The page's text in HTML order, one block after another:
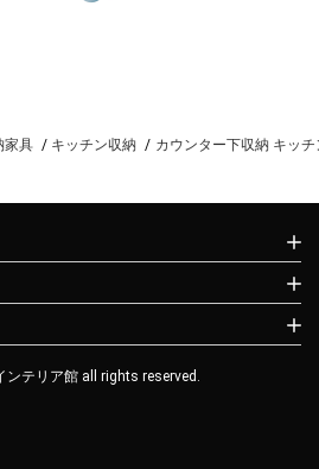
家具 キッチン収納 カウンター下収納 キッ
テリア館 all rights reserved.